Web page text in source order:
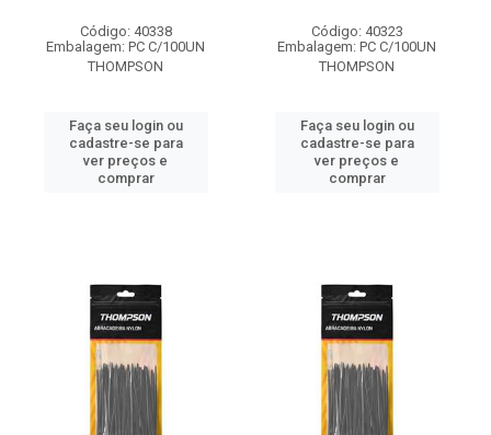
Código: 40338
Embalagem: PC C/100UN
THOMPSON
Faça seu login ou
cadastre-se para
ver preços e
comprar
Código: 40323
Embalagem: PC C/100UN
THOMPSON
Faça seu login ou
cadastre-se para
ver preços e
comprar